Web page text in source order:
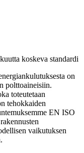
koskeva standardi
on
polttoaineisiin.
toteutetaan
tehokkaiden
EN ISO
vaikutuksen